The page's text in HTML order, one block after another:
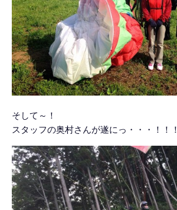
そして～！
スタッフの奥村さんが遂にっ・・・！！！